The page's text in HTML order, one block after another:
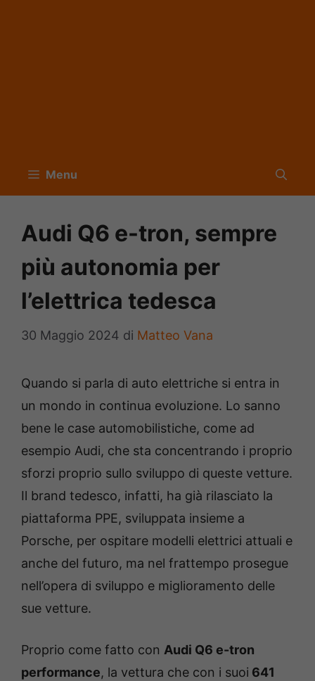
Menu
Audi Q6 e-tron, sempre
più autonomia per
l’elettrica tedesca
30 Maggio 2024 di Matteo Vana
Quando si parla di auto elettriche si entra in
un mondo in continua evoluzione. Lo sanno
bene le case automobilistiche, come ad
esempio Audi, che sta concentrando i proprio
sforzi proprio sullo sviluppo di queste vetture.
Il brand tedesco, infatti, ha già rilasciato la
piattaforma PPE, sviluppata insieme a
Porsche, per ospitare modelli elettrici attuali e
anche del futuro, ma nel frattempo prosegue
nell’opera di sviluppo e miglioramento delle
sue vetture.
Proprio come fatto con Audi Q6 e-tron
performance, la vettura che con i suoi 641